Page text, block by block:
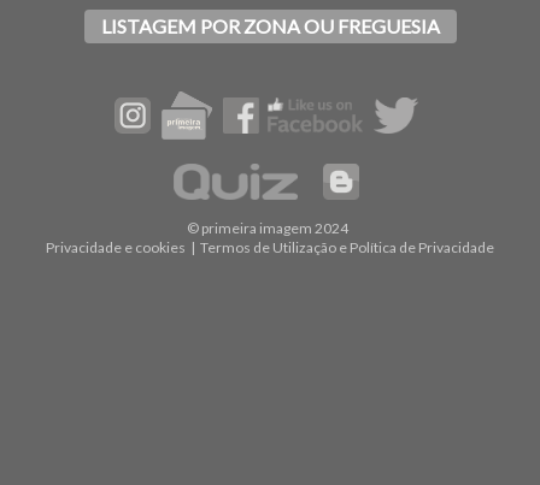
LISTAGEM POR ZONA OU FREGUESIA
© primeira imagem 2024
Privacidade e cookies | Termos de Utilização e Política de Privacidade